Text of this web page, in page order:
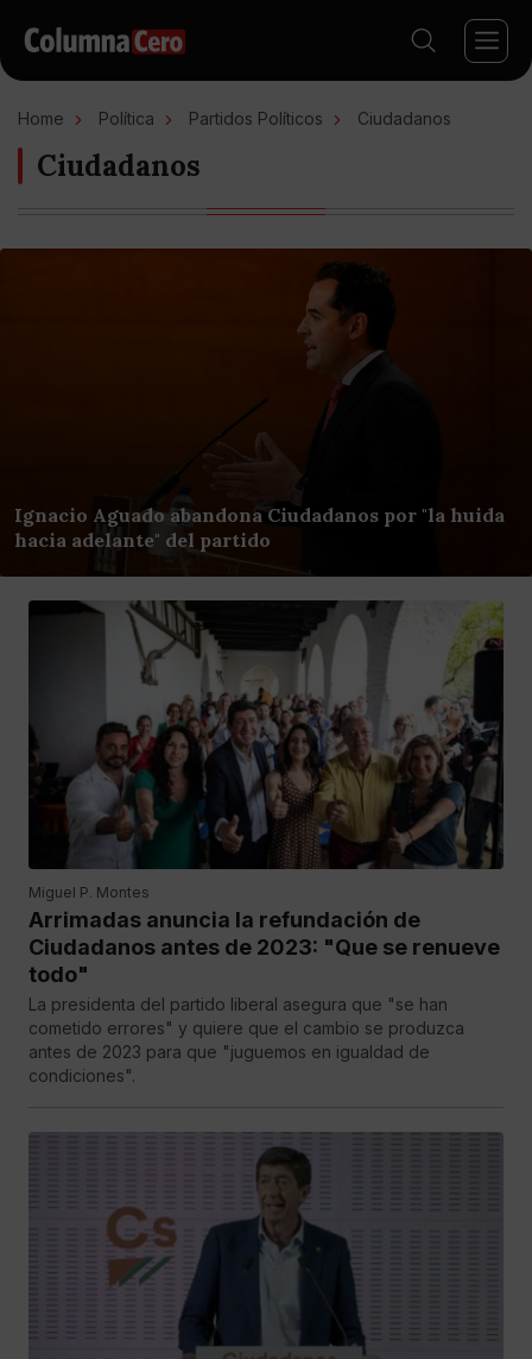
Home Política Partidos Políticos Ciudadanos
Ciudadanos
Ignacio Aguado abandona Ciudadanos por "la huida
hacia adelante" del partido
Miguel P. Montes
Arrimadas anuncia la refundación de
Ciudadanos antes de 2023: "Que se renueve
todo"
La presidenta del partido liberal asegura que "se han
cometido errores" y quiere que el cambio se produzca
antes de 2023 para que "juguemos en igualdad de
condiciones".